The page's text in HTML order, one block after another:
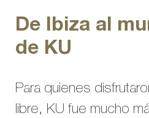
De Ibiza al
de KU
Para quienes
libre, KU fue mucho